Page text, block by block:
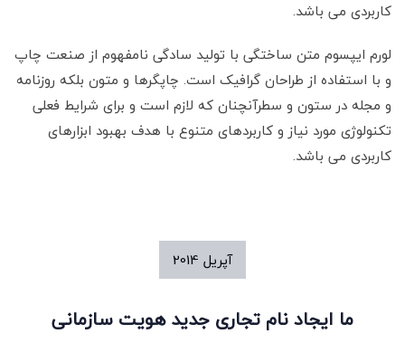
کاربردی می باشد.
لورم ایپسوم متن ساختگی با تولید سادگی نامفهوم از صنعت چاپ
و با استفاده از طراحان گرافیک است. چاپگرها و متون بلکه روزنامه
و مجله در ستون و سطرآنچنان که لازم است و برای شرایط فعلی
تکنولوژی مورد نیاز و کاربردهای متنوع با هدف بهبود ابزارهای
کاربردی می باشد.
آپریل 2014
ما ایجاد نام تجاری جدید هویت سازمانی